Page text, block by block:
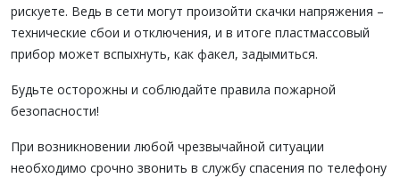
рискуете. Ведь в сети могут произойти скачки напряжения –
технические сбои и отключения, и в итоге пластмассовый
прибор может вспыхнуть, как факел, задымиться.
Будьте осторожны и соблюдайте правила пожарной
безопасности!
При возникновении любой чрезвычайной ситуации
необходимо срочно звонить в службу спасения по телефону